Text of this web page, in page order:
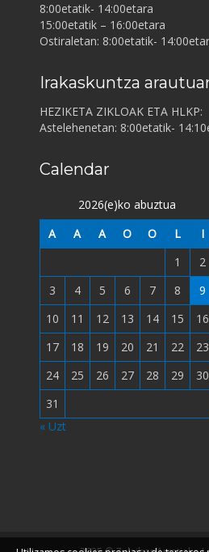
8:00etatik- 14:00etara
15:00etatik – 16:00etara
Ostiraletan: 8:00etatik-
Irakaskuntza
HEZIKETA ZIKLOAK ETA HLKP:
Astelehenetan: 8:00etatik-
Calendar
2026(e)ko abuztua
A
A A O O L
I
1
2
3
4 5 6 7 8
9
10
11 12 13 14 15
16
17
18 19 20 21 22
23
24
25 26 27 28 29
30
31
« Uzt